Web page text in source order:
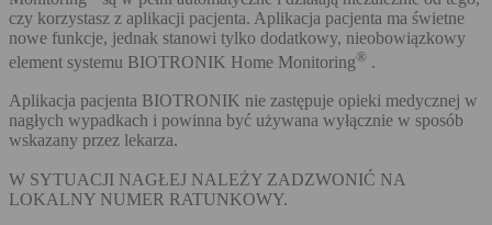
czy korzystasz z aplikacji pacjenta. Aplikacja pacjenta ma świetne
nowe funkcje, jednak stanowi tylko dodatkowy, nieobowiązkowy
element systemu BIOTRONIK Home Monitoring® .
Aplikacja pacjenta BIOTRONIK nie zastępuje opieki medycznej w
nagłych wypadkach i powinna być używana wyłącznie w sposób
wskazany przez lekarza.
W SYTUACJI NAGŁEJ NALEŻY ZADZWONIĆ NA
LOKALNY NUMER RATUNKOWY.